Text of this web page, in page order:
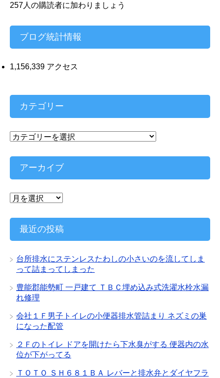
ド
ス
257人の購読者に加わりましょう
ブログ統計情報
1,156,339 アクセス
カテゴリー
カ
ゴ
ー
アーカイブ
ア
カ
ブ
最近の投稿
台所排水にステンレスたわしの小さいのを流してしま
って詰まってしまった
豊能郡能勢町 一戸建て ＴＢＣ埋め込み式洗濯水栓水漏
れ修理
会社１Ｆ男子トイレの小便器排水管詰まり ネズミの巣
になった配管
２Ｆのトイレ ドアを開けたら下水臭がする 便器内の水
位が下がってる
ＴＯＴＯ ＳＨ６８１ＢＡ レバーと排水弁とダイヤフラ